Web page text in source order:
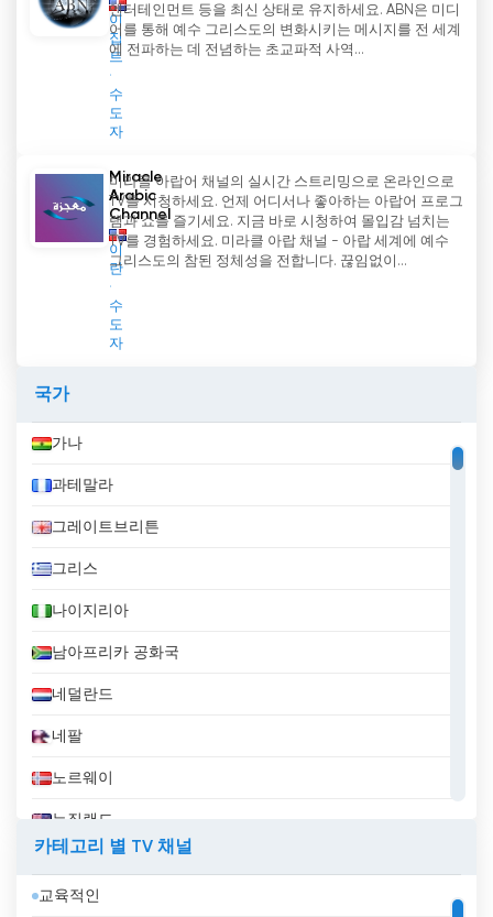
이
집
트
수
도
자
엔터테인먼트 등을 최신 상태로 유지하세요. ABN은 미디
어를 통해 예수 그리스도의 변화시키는 메시지를 전 세계
에 전파하는 데 전념하는 초교파적 사역...
Miracle
Arabic
Channel
이
란
수
도
자
미라클 아랍어 채널의 실시간 스트리밍으로 온라인으로
TV를 시청하세요. 언제 어디서나 좋아하는 아랍어 프로그
램과 쇼를 즐기세요. 지금 바로 시청하여 몰입감 넘치는
TV를 경험하세요. 미라클 아랍 채널 - 아랍 세계에 예수
그리스도의 참된 정체성을 전합니다. 끊임없이...
국가
가나
과테말라
그레이트브리튼
그리스
나이지리아
남아프리카 공화국
네덜란드
네팔
노르웨이
뉴질랜드
대한민국
카테고리 별 TV 채널
교육적인